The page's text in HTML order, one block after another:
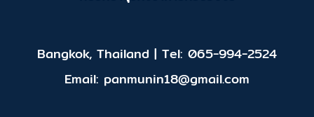
Bangkok, Thailand | Tel: 065-994-2524
Email: panmunin18@gmail.com